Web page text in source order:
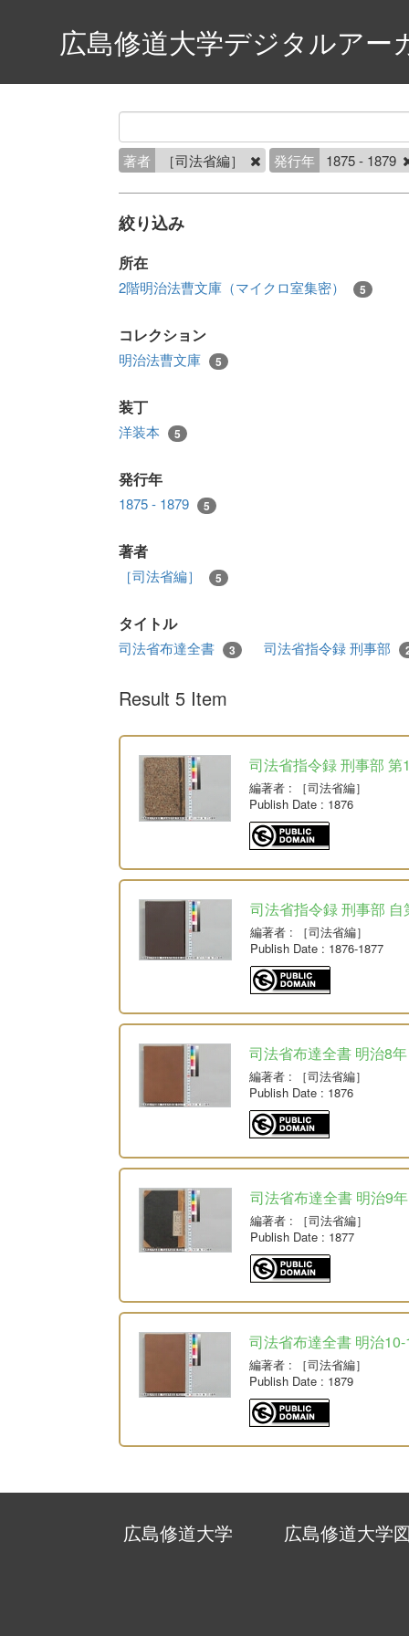
広島修道大学デジタルアー
著者 ［司法省編］ 発行年 1875 - 1879
絞り込み
所在
2階明治法曹文庫（マイクロ室集密） 5
コレクション
明治法曹文庫 5
装丁
洋装本 5
発行年
1875 - 1879 5
著者
［司法省編］ 5
タイトル
司法省布達全書 3 司法省指令録 刑事部
Result 5 Item
司法省指令録 刑事部 第
編著者 : ［司法省編］
Publish Date : 1876
司法省指令録 刑事部
編著者 : ［司法省編］
Publish Date : 1876-1877
司法省布達全書 明治8年
編著者 : ［司法省編］
Publish Date : 1876
司法省布達全書 明治9年
編著者 : ［司法省編］
Publish Date : 1877
司法省布達全書 明治
編著者 : ［司法省編］
Publish Date : 1879
広島修道大学 広島修道大学